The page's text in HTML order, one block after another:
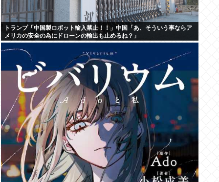
トランプ「中国製ロボット輸入禁止！！」中国「あ、そういう事ならア
メリカの安全の為にドローンの輸出も止めるね？」